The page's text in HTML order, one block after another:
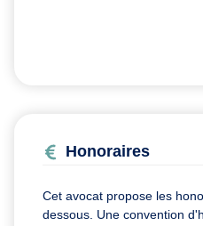
Honoraires
Cet avocat propose les
dessous. Une convention